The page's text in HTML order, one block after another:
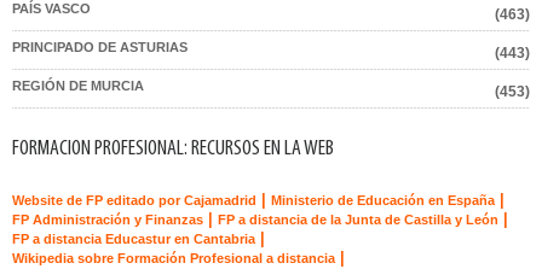
PAÍS VASCO (463)
PRINCIPADO DE ASTURIAS (443)
REGIÓN DE MURCIA (453)
FORMACION PROFESIONAL: RECURSOS EN LA WEB
Website de FP editado por Cajamadrid Ministerio de Educación en España
FP Administración y Finanzas FP a distancia de la Junta de Castilla y León
FP a distancia Educastur en Cantabria
Wikipedia sobre Formación Profesional a distancia